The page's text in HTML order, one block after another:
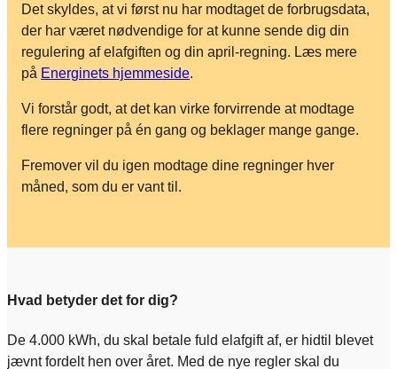
Det skyldes, at vi først nu har modtaget de forbrugsdata,
der har været nødvendige for at kunne sende dig din
regulering af elafgiften og din april-regning. Læs mere
på Energinets hjemmeside.
Vi forstår godt, at det kan virke forvirrende at modtage
flere regninger på én gang og beklager mange gange.
Fremover vil du igen modtage dine regninger hver
måned, som du er vant til.
Hvad betyder det for dig?
De 4.000 kWh, du skal betale fuld elafgift af, er hidtil blevet
jævnt fordelt hen over året. Med de nye regler skal du